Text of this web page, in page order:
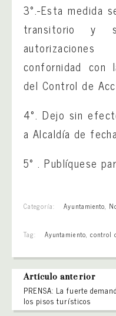
3°.-Esta medida
transitorio y
confornidad con
del Control de
4°. Dejo sin
a Alcaldía de
5° . Publíquese
Categoría: Ayuntamiento,
Tag: Ayuntamiento, control
Artículo anterior
PRENSA: La fuerte
los pisos turísticos